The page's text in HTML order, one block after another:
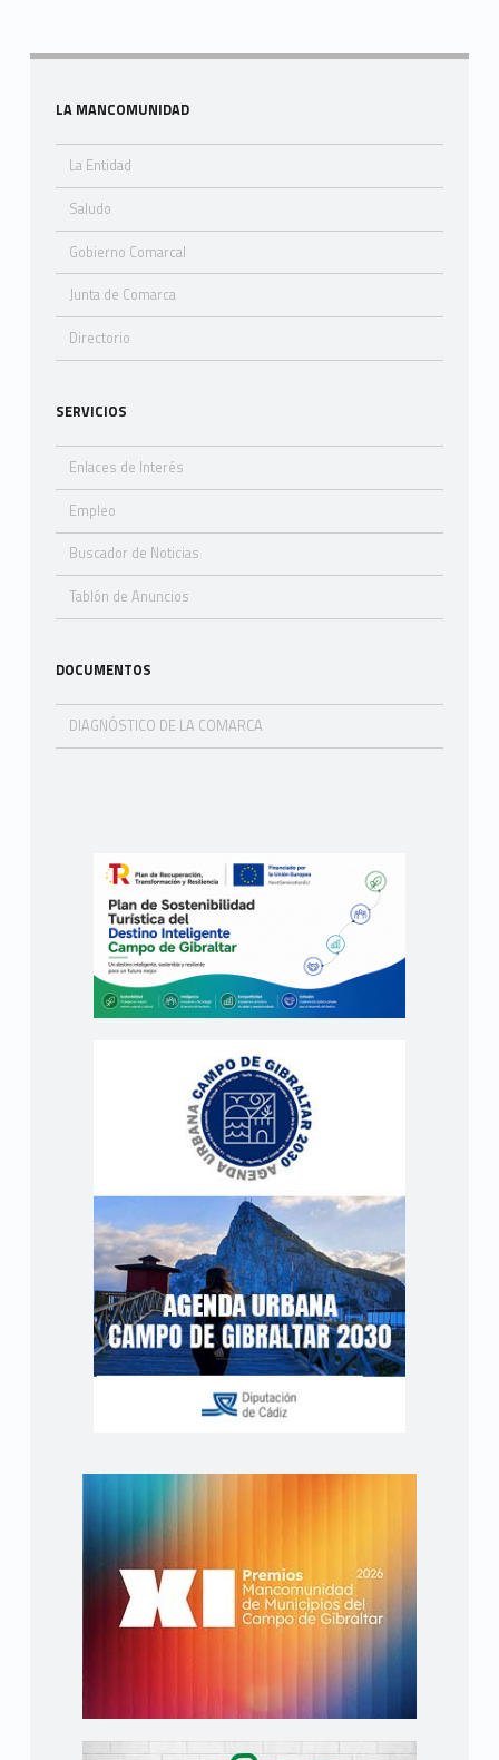
Sidebar
LA MANCOMUNIDAD
La Entidad
Saludo
Gobierno Comarcal
Junta de Comarca
Directorio
SERVICIOS
Enlaces de Interés
Empleo
Buscador de Noticias
Tablón de Anuncios
DOCUMENTOS
DIAGNÓSTICO DE LA COMARCA